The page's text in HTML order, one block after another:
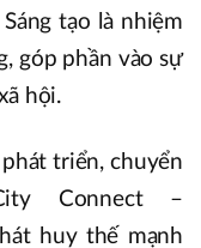
tạo là nhiệm
góp phần vào sự
hội.
triển, chuyển
Connect –
huy thế mạnh